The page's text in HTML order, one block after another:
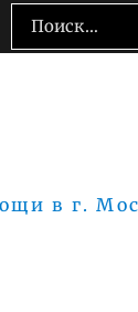
Поиск:
в г.